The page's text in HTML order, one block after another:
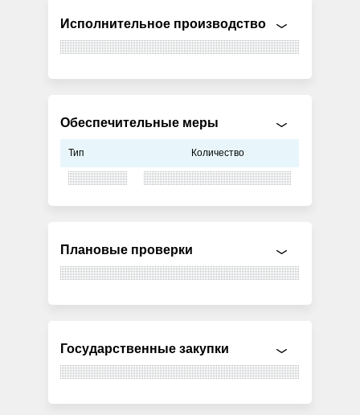
Исполнительное производство
Обеспечительные меры
Тип Количество
Плановые проверки
Государственные закупки